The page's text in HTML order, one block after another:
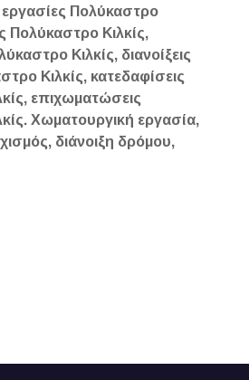
Πολύκαστρο
Πολύκαστρο Κιλκίς,
Κιλκίς, διανοίξεις
Κιλκίς, κατεδαφίσεις
επιχωματώσεις
Χωματουργική εργασία,
διάνοιξη δρόμου,